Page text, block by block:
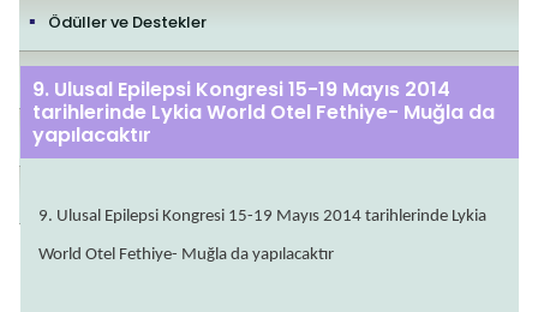
Ödüller ve Destekler
İletişim
Yayıncılık Politikaları
9. Ulusal Epilepsi Kongresi 15-19 Mayıs 2014
tarihlerinde Lykia World Otel Fethiye- Muğla da
yapılacaktır
9. Ulusal Epilepsi Kongresi 15-19 Mayıs 2014 tarihlerinde Lykia
World Otel Fethiye- Muğla da yapılacaktır